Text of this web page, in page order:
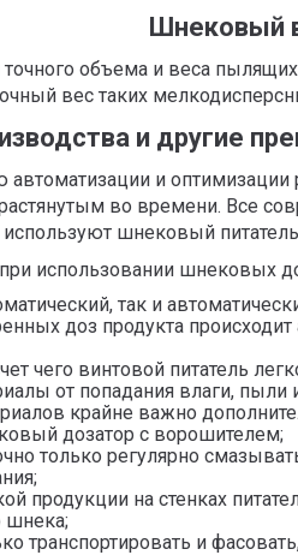
Шнековый
объема и веса
вес таких
и другие
и
во времени. Все
шнековый
использовании шнековых
так и
доз продукта
чего винтовой питатель
от попадания влаги, пыли
крайне важно
дозатор с ворошителем;
только регулярно
продукции на стенках
шнека;
транспортировать и